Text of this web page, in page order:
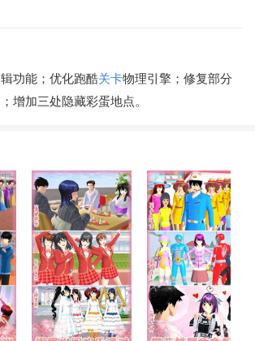
功能；优化跑酷关卡物理引擎；修复部分
增加三处隐藏彩蛋地点。